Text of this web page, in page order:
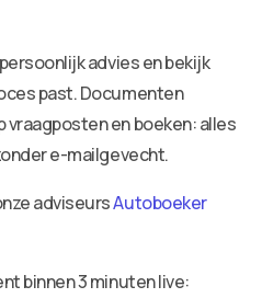
advies en bekijk
past. Documenten
vraagposten en boeken: alles
e-mailgevecht.
adviseursAutoboeker
binnen 3 minuten live: